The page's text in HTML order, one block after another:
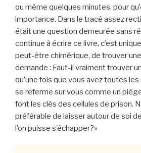
ou même quelques minutes, pour
importance. Dans le tracé assez
était une question demeurée sans
continue à écrire ce livre, c’est
peut-être chimérique, de trouver
demande : Faut-il vraiment trouver
qu’une fois que vous avez toutes
se referme sur vous comme un
font les clés des cellules de prison.
préférable de laisser autour de soi
l’on puisse s’échapper?»